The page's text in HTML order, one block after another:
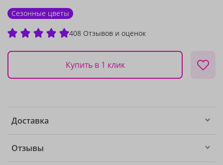
Сезонные цветы
408 Отзывов и оценок
Купить в 1 клик
Доставка
Отзывы